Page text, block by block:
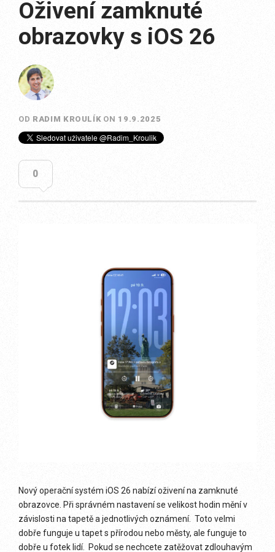
Oživení zamknuté
obrazovky s iOS 26
OD RADIM KROULÍK ON 19.9.2025
0
Nový operační systém iOS 26 nabízí oživení na zamknuté
obrazovce. Při správném nastavení se velikost hodin mění v
závislosti na tapetě a jednotlivých oznámení. Toto velmi
dobře funguje u tapet s přírodou nebo městy, ale funguje to
dobře u fotek lidí. Pokud se nechcete zatěžovat zdlouhavým